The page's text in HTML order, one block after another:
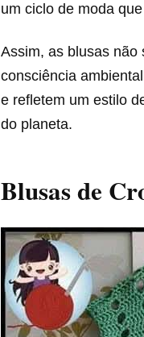
um ciclo de moda
Assim, as blusas não
consciência
e refletem um estilo
do planeta.
Blusas de